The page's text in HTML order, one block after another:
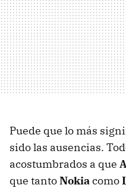
Puede que lo más
sido las ausencias.
acostumbrados a que
que tantoNokiacomo